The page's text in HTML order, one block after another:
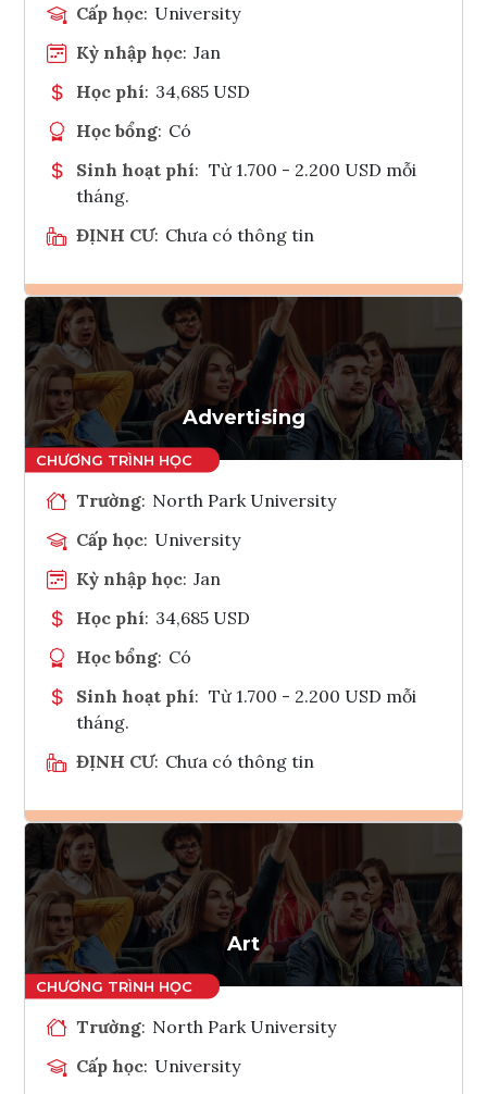
Cấp học: University
Kỳ nhập học: Jan
Học phí: 34,685 USD
Học bổng: Có
Sinh hoạt phí: Từ 1.700 - 2.200 USD mỗi
tháng.
ĐỊNH CƯ: Chưa có thông tin
Ghi danh
Tham vấn Interlink
Advertising
Trường: North Park University
Cấp học: University
Kỳ nhập học: Jan
Học phí: 34,685 USD
Học bổng: Có
Sinh hoạt phí: Từ 1.700 - 2.200 USD mỗi
tháng.
ĐỊNH CƯ: Chưa có thông tin
Ghi danh
Tham vấn Interlink
Art
Trường: North Park University
Cấp học: University